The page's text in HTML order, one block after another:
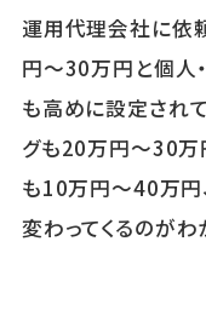
運用代理会社に依
円〜30万円と個人
も高めに設定され
グも20万円～30万
も10万円～40万円
変わってくるのがわ